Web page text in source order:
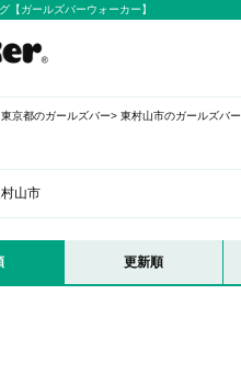
【ガールズバーウォーカー】
東京都のガールズバー 東村山市のガールズバー
山市
更新順